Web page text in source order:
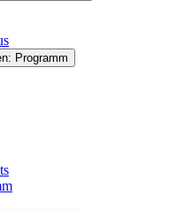
Programm